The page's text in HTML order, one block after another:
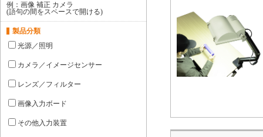
例：画像 補正 カメラ
(語句の間をスペースで開ける)
製品分類
光源／照明
カメラ／イメージセンサー
レンズ／フィルター
画像入力ボード
その他入力装置